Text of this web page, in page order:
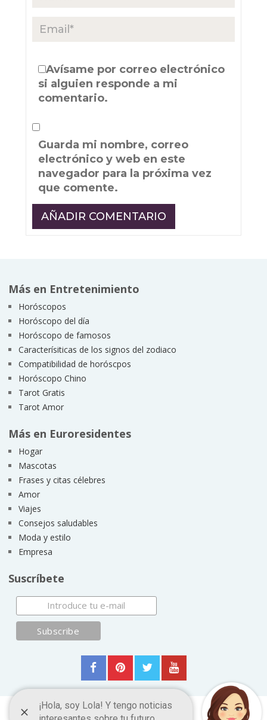
Avísame por correo electrónico
si alguien responde a mi
comentario.
Guarda mi nombre, correo
electrónico y web en este
navegador para la próxima vez
que comente.
Más en Entretenimiento
Horóscopos
Horóscopo del día
Horóscopo de famosos
Caracterísiticas de los signos del zodiaco
Compatibilidad de horóscpos
Horóscopo Chino
Tarot Gratis
Tarot Amor
Más en Euroresidentes
Hogar
Mascotas
Frases y citas célebres
Amor
Viajes
Consejos saludables
Moda y estilo
Empresa
Suscríbete